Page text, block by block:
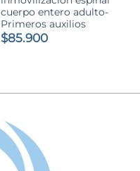
cuerpo entero adulto-
Primeros auxilios
$85.900